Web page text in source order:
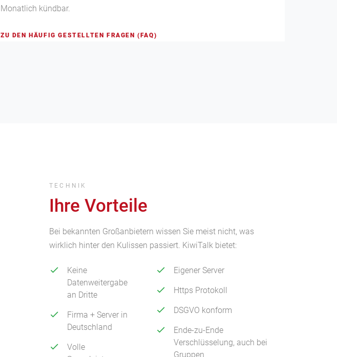
Monatlich kündbar.
ZU DEN HÄUFIG GESTELLTEN FRAGEN (FAQ)
TECHNIK
Ihre Vorteile
Bei bekannten Großanbietern wissen Sie meist nicht, was
wirklich hinter den Kulissen passiert. KiwiTalk bietet:
Keine
Datenweitergabe
an Dritte
Firma + Server in
Deutschland
Volle
Eigener Server
Https Protokoll
DSGVO konform
Ende-zu-Ende
Verschlüsselung, auch bei
Gruppen